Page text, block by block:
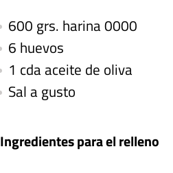
600 grs. harina 0000
6 huevos
1 cda aceite de oliva
Sal a gusto
Ingredientes para el relleno